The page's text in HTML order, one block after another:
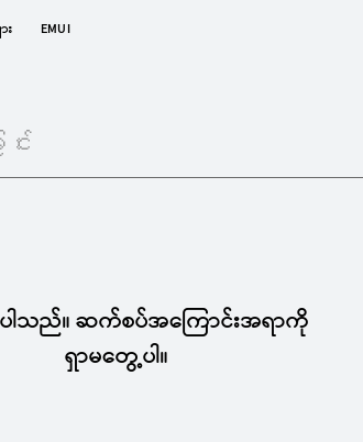
း EMUI
ပါသည်။ ဆက်စပ်အကြောင်းအရာကို
ရှာမတွေ့ပါ။